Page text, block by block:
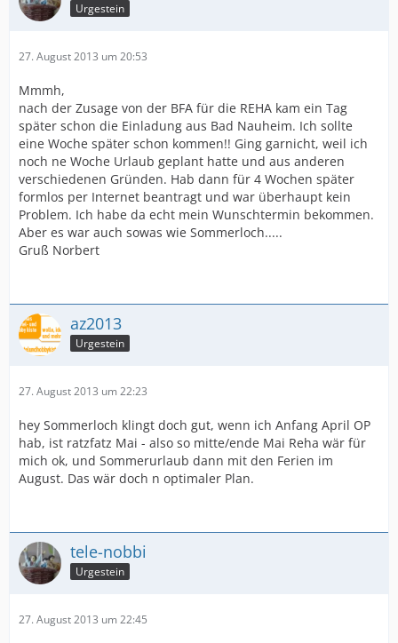
Urgestein
27. August 2013 um 20:53
Mmmh,
nach der Zusage von der BFA für die REHA kam ein Tag
später schon die Einladung aus Bad Nauheim. Ich sollte
eine Woche später schon kommen!! Ging garnicht, weil ich
noch ne Woche Urlaub geplant hatte und aus anderen
verschiedenen Gründen. Hab dann für 4 Wochen später
formlos per Internet beantragt und war überhaupt kein
Problem. Ich habe da echt mein Wunschtermin bekommen.
Aber es war auch sowas wie Sommerloch.....
Gruß Norbert
az2013
Urgestein
27. August 2013 um 22:23
hey Sommerloch klingt doch gut, wenn ich Anfang April OP
hab, ist ratzfatz Mai - also so mitte/ende Mai Reha wär für
mich ok, und Sommerurlaub dann mit den Ferien im
August. Das wär doch n optimaler Plan.
tele-nobbi
Urgestein
27. August 2013 um 22:45